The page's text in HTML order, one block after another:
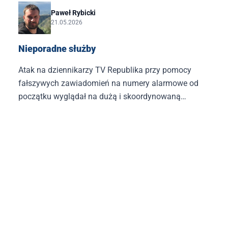
Paweł Rybicki
21.05.2026
Nieporadne służby
Atak na dziennikarzy TV Republika przy pomocy
fałszywych zawiadomień na numery alarmowe od
początku wyglądał na dużą i skoordynowaną